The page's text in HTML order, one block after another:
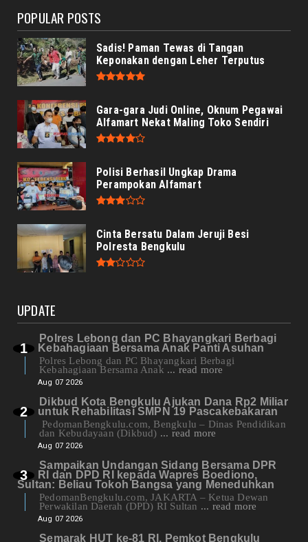
POPULAR POSTS
Sadis! Paman Tewas di Tangan
Keponakan dengan Leher Terputus
Gara-gara Judi Online, Oknum Pegawai
Alfamart Nekat Maling Toko Sendiri
Polisi Berhasil Ungkap Drama
Perampokan Alfamart
Cinta Bersatu Dalam Jeruji Besi
Polresta Bengkulu
UPDATE
Polres Lebong dan PC Bhayangkari Berbagi
Kebahagiaan Bersama Anak Panti Asuhan
Polres Lebong dan PC Bhayangkari Berbagi
Kebahagiaan Bersama Anak ... read more
Aug 07 2026
Dikbud Kota Bengkulu Ajukan Dana Rp2 Miliar
untuk Rehabilitasi SMPN 19 Pascakebakaran
PedomanBengkulu.com, Bengkulu – Dinas Pendidikan
dan Kebudayaan (Dikbud) ... read more
Aug 07 2026
Sampaikan Undangan Sidang Bersama DPR
RI dan DPD RI kepada Wapres Boediono,
Sultan: Beliau Tokoh Bangsa yang Meneduhkan
PedomanBengkulu.com, JAKARTA – Ketua Dewan
Perwakilan Daerah (DPD) RI Sultan ... read more
Aug 07 2026
Semarak HUT ke-81 RI, Pemkot Bengkulu